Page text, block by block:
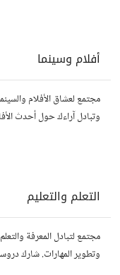
أفلام وسينما
مجتمع لعشاق الأفلام
وتبادل آراءك حول أحدث
قصصك، واستمتع بنقاشات
التعلم والتعليم
مجتمع لتبادل المعرفة
وتطوير المهارات. شارك